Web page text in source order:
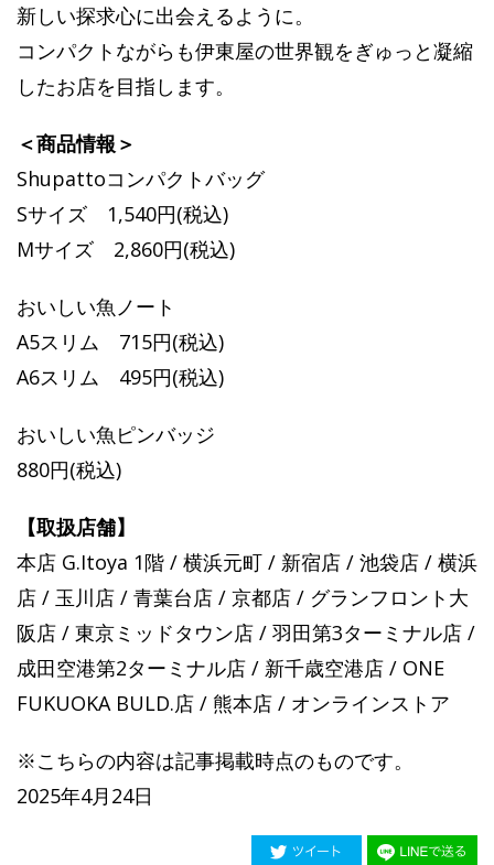
新しい探求心に出会えるように。
コンパクトながらも伊東屋の世界観をぎゅっと凝縮
したお店を目指します。
＜商品情報＞
Shupattoコンパクトバッグ
Sサイズ 1,540円(税込)
Mサイズ 2,860円(税込)
おいしい魚ノート
A5スリム 715円(税込)
A6スリム 495円(税込)
おいしい魚ピンバッジ
880円(税込)
【取扱店舗】
本店 G.Itoya 1階 / 横浜元町 / 新宿店 / 池袋店 / 横浜
店 / 玉川店 / 青葉台店 / 京都店 / グランフロント大
阪店 / 東京ミッドタウン店 / 羽田第3ターミナル店 /
成田空港第2ターミナル店 / 新千歳空港店 / ONE
FUKUOKA BULD.店 / 熊本店 / オンラインストア
※こちらの内容は記事掲載時点のものです。
2025年4月24日